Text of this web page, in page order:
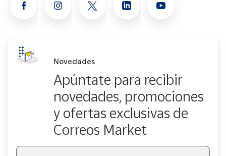
Novedades
Apúntate para recibir
novedades, promociones
y ofertas exclusivas de
Correos Market